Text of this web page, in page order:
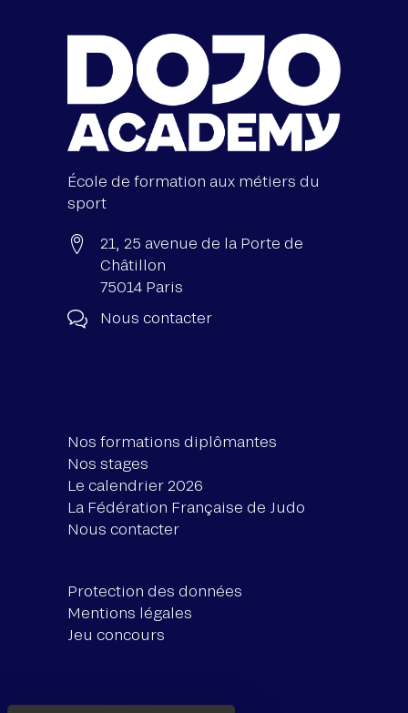
École de formation aux métiers du
sport
21, 25 avenue de la Porte de
Châtillon
75014 Paris
Nous contacter
Nos formations diplômantes
Nos stages
Le calendrier 2026
La Fédération Française de Judo
Nous contacter
Protection des données
Mentions légales
Jeu concours